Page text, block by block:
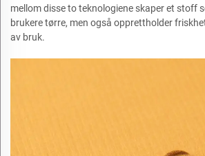
mellom disse to teknologiene skaper et stoff
brukere tørre, men også opprettholder
av bruk.